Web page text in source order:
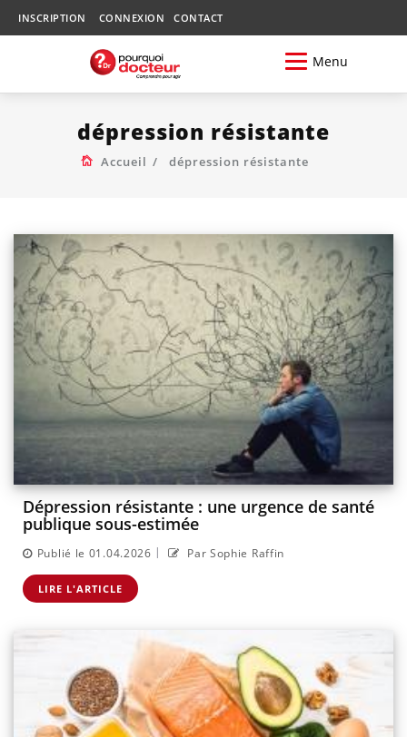
INSCRIPTION CONNEXION CONTACT
Menu
dépression résistante
Accueil dépression résistante
Dépression résistante : une urgence de santé
publique sous-estimée
Publié le 01.04.2026 | Par Sophie Raffin
LIRE L'ARTICLE